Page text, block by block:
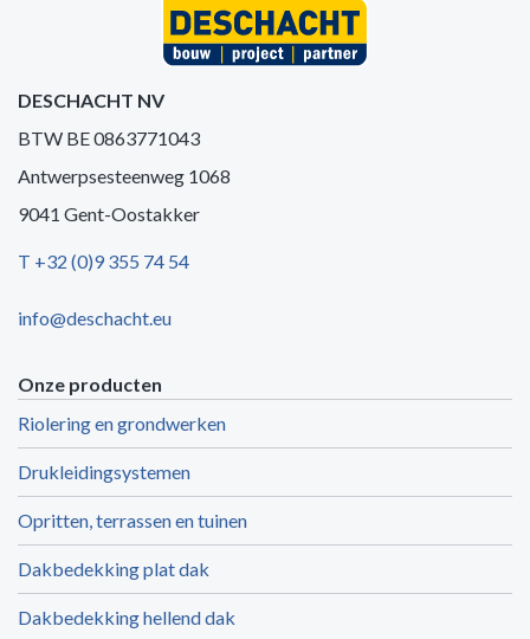
DESCHACHT NV
BTW BE 0863771043
Antwerpsesteenweg 1068
9041 Gent-Oostakker
T +32 (0)9 355 74 54
info@deschacht.eu
Onze producten
Riolering en grondwerken
Drukleidingsystemen
Opritten, terrassen en tuinen
Dakbedekking plat dak
Dakbedekking hellend dak